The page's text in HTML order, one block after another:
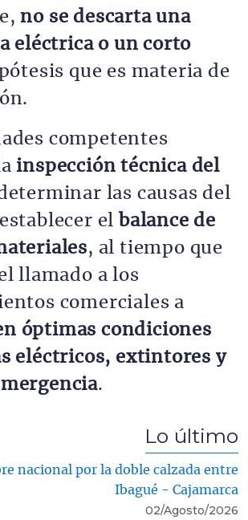
no se descarta una
eléctrica o un corto
que es materia de
competentes
inspección técnica del
las causas del
el balance de
, al tiempo que
llamado a los
comerciales a
óptimas condiciones
eléctricos, extintores y
.
Lo último
nacional por la doble calzada entre
Ibagué - Cajamarca
02/Agosto/2026